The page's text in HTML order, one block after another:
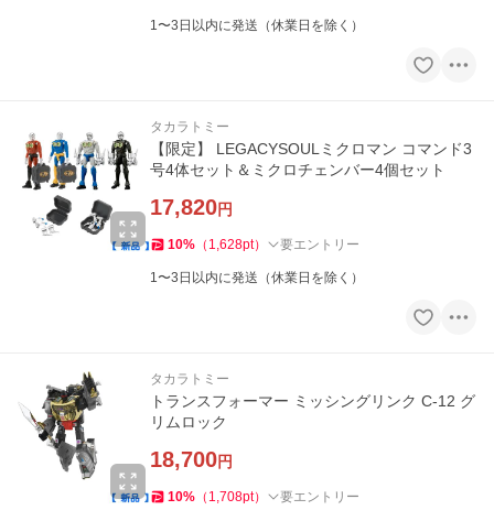
1〜3日以内に発送（休業日を除く）
タカラトミー
【限定】 LEGACYSOULミクロマン コマンド3
号4体セット＆ミクロチェンバー4個セット
17,820円
10% （ 1,628pt） 要エントリー
1〜3日以内に発送（休業日を除く）
タカラトミー
トランスフォーマー ミッシングリンク C-12 グ
リムロック
18,700円
10% （ 1,708pt） 要エントリー